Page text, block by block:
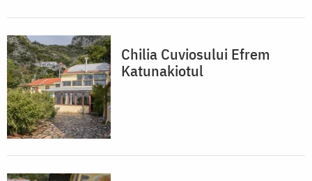
Chilia Cuviosului Efrem
Katunakiotul